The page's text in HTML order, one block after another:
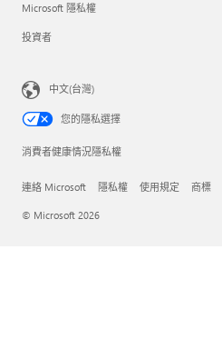
Microsoft 隱私權
投資者
中文(台灣)
您的隱私選擇
消費者健康情況隱私權
連絡 Microsoft 隱私權 使用規定 商標
© Microsoft 2026